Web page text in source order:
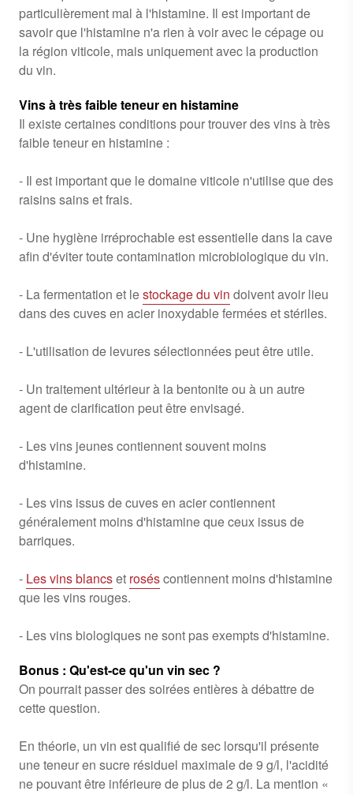
particulièrement mal à l'histamine. Il est important de
savoir que l'histamine n'a rien à voir avec le cépage ou
la région viticole, mais uniquement avec la production
du vin.
Vins à très faible teneur en histamine
Il existe certaines conditions pour trouver des vins à très
faible teneur en histamine :
- Il est important que le domaine viticole n'utilise que des
raisins sains et frais.
- Une hygiène irréprochable est essentielle dans la cave
afin d'éviter toute contamination microbiologique du vin.
- La fermentation et lestockage du vin doivent avoir lieu
dans des cuves en acier inoxydable fermées et stériles.
- L'utilisation de levures sélectionnées peut être utile.
- Un traitement ultérieur à la bentonite ou à un autre
agent de clarification peut être envisagé.
- Les vins jeunes contiennent souvent moins
d'histamine.
- Les vins issus de cuves en acier contiennent
généralement moins d'histamine que ceux issus de
barriques.
- Les vins blancset roséscontiennent moins d'histamine
que les vins rouges.
- Les vins biologiques ne sont pas exempts d'histamine.
Bonus : Qu'est-ce qu'un vin sec ?
On pourrait passer des soirées entières à débattre de
cette question.
En théorie, un vin est qualifié de sec lorsqu'il présente
une teneur en sucre résiduel maximale de 9 g/l, l'acidité
ne pouvant être inférieure de plus de 2 g/l. La mention «